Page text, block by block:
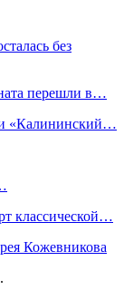
без
перешли в…
«Калининский…
классической…
Кожевникова